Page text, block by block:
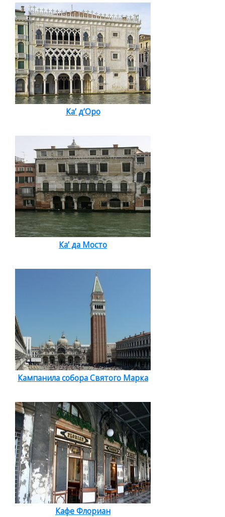
Ка’ д’Оро
Ка’ да Мосто
Кампанила собора Святого Марка
Кафе Флориан